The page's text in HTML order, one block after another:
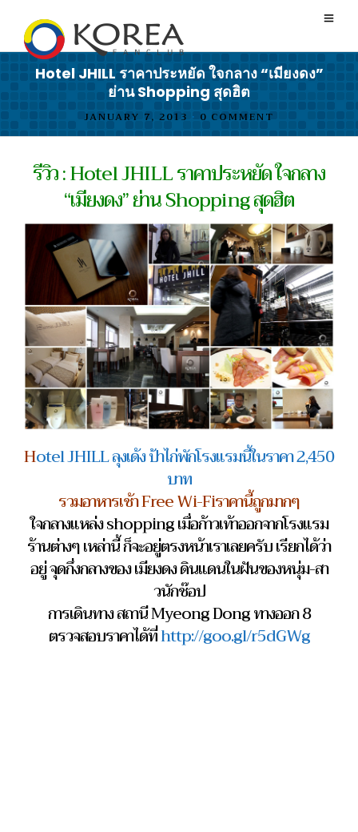
Hotel JHILL ราคาประหยัด ใจกลาง “เมียงดง”
ย่าน Shopping สุดฮิต
JANUARY 7, 2013 • 0 COMMENT
รีวิว : Hotel JHILL ราคาประหยัด ใจกลาง
“เมียงดง” ย่าน Shopping สุดฮิต
Hotel JHILL ลุงเด้ง ป้าไก่พักโรงแรมนี้ในราคา 2,450
บาท
รวมอาหารเช้า Free Wi-Fiราคานี้ถูกมากๆ
ใจกลางแหล่ง shopping เมื่อก้าวเท้าออกจากโรงแรม
ร้านต่างๆ เหล่านี้ ก็จะอยู่ตรงหน้าเราเลยครับ เรียกได้ว่า
อยู่ จุดกึ่งกลางของ เมียงดง ดินแดนในฝันของหนุ่ม-สา
วนักช๊อป
การเดินทาง สถานี Myeong Dong ทางออก 8
ตรวจสอบราคาได้ที่http://goo.gl/r5dGWg